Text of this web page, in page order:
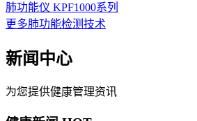
肺功能仪 KPF1000系列
更多肺功能检测技术
新闻中心
为您提供健康管理资讯